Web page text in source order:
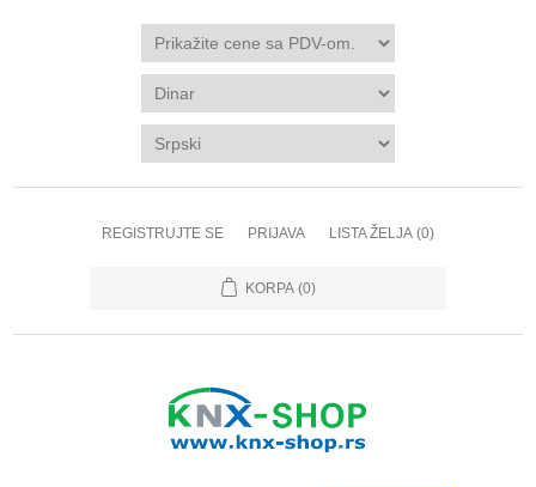
REGISTRUJTE SE PRIJAVA LISTA ŽELJA (0)
KORPA (0)